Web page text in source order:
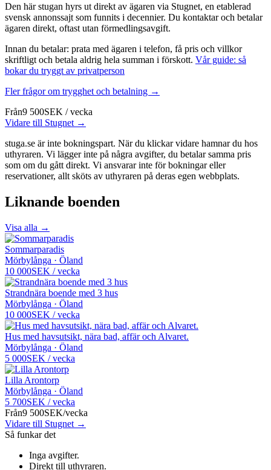
Den här stugan hyrs ut direkt av ägaren via Stugnet, en etablerad
svensk annonssajt som funnits i decennier. Du kontaktar och betalar
ägaren direkt, oftast utan förmedlingsavgift.
Innan du betalar: prata med ägaren i telefon, få pris och villkor
skriftligt och betala aldrig hela summan i förskott. Vår guide: så
bokar du tryggt av privatperson
Fler frågor om trygghet och betalning →
Från9 500SEK /vecka
Vidare till Stugnet →
stuga.se är inte bokningspart. När du klickar vidare hamnar du hos
uthyraren. Vi lägger inte på några avgifter, du betalar samma pris
som om du gått direkt. Vi ansvarar inte för bokningar eller
reservationer, allt sköts av uthyraren på deras egen webbplats.
Liknande boenden
Visa alla →
Sommarparadis
Mörbylånga · Öland
10 000SEK /vecka
Strandnära boende med 3 hus
Mörbylånga · Öland
10 000SEK /vecka
Hus med havsutsikt, nära bad, affär och Alvaret.
Mörbylånga · Öland
5 000SEK /vecka
Lilla Arontorp
Mörbylånga · Öland
5 700SEK /vecka
Från9 500SEK/vecka
Vidare till Stugnet →
Så funkar det
Inga avgifter.
Direkt till uthyraren.